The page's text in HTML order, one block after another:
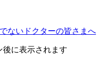
ないドクターの皆さまへ
後に表示されます